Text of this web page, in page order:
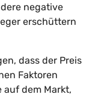
negative
erschüttern
dass der Preis
Faktoren
dem Markt,